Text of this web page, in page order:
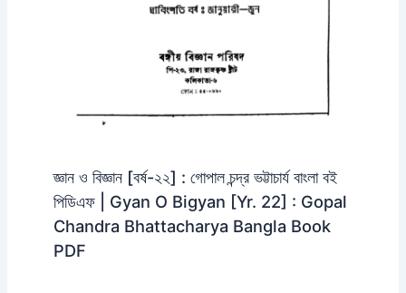
জ্ঞান ও বিজ্ঞান [বর্ষ-২২] : গোপাল চন্দ্র ভট্টাচার্য বাংলা বই
পিডিএফ | Gyan O Bigyan [Yr. 22] : Gopal
Chandra Bhattacharya Bangla Book
PDF